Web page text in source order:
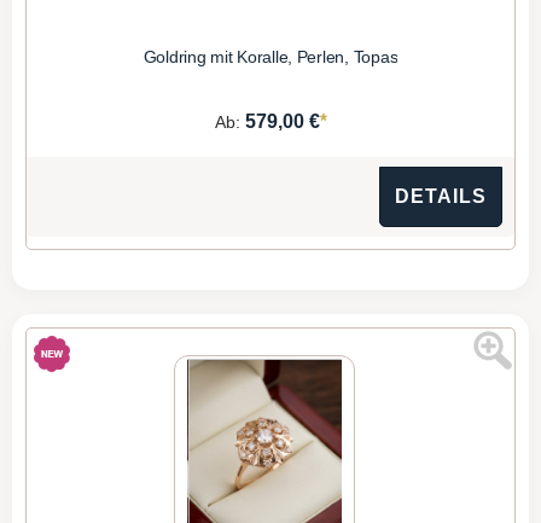
Goldring mit Koralle, Perlen, Topas
Ab: 579,00 €*
DETAILS